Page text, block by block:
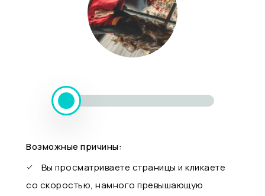
Возможные причины:
Вы просматриваете страницы и кликаете
со скоростью, намного превышающую